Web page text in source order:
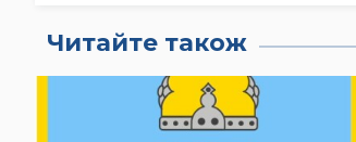
Читайте також